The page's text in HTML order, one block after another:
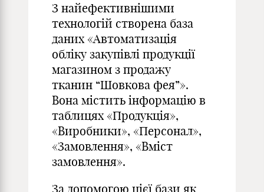
З найефективнішими
технологій створена база
даних «Автоматизація
обліку закупівлі продукції
магазином з продажу
тканин “Шовкова фея”».
Вона містить інформацію в
таблицях «Продукція»,
«Виробники», «Персонал»,
«Замовлення», «Вміст
замовлення».
За допомогою цієї бази як